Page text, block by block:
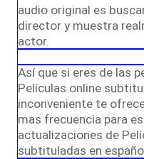
audio original es
director y muestra
actor.
Así que si eres de las
Películas online
inconveniente te
mas frecuencia para
actualizaciones de
subtituladas en